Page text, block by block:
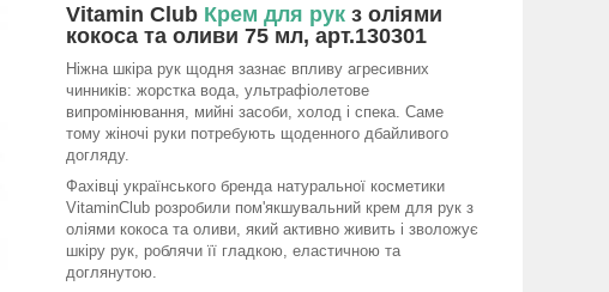
Vitamin Club Крем для рук з оліями
кокоса та оливи 75 мл, арт.130301
Ніжна шкіра рук щодня зазнає впливу агресивних
чинників: жорстка вода, ультрафіолетове
випромінювання, мийні засоби, холод і спека. Саме
тому жіночі руки потребують щоденного дбайливого
догляду.
Фахівці українського бренда натуральної косметики
VitaminClub розробили пом'якшувальний крем для рук з
оліями кокоса та оливи, який активно живить і зволожує
шкіру рук, роблячи її гладкою, еластичною та
доглянутою.